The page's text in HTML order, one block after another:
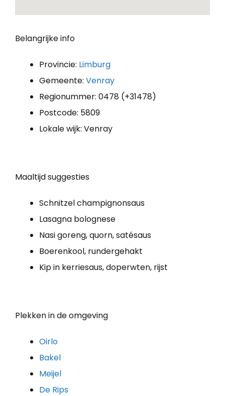
Belangrijke info
Provincie: Limburg
Gemeente: Venray
Regionummer: 0478 (+31478)
Postcode: 5809
Lokale wijk: Venray
Maaltijd suggesties
Schnitzel champignonsaus
Lasagna bolognese
Nasi goreng, quorn, satésaus
Boerenkool, rundergehakt
Kip in kerriesaus, doperwten, rijst
Plekken in de omgeving
Oirlo
Bakel
Meijel
De Rips